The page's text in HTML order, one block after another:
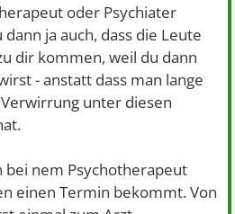
oder Psychiater
ja auch, dass die Leute
dir kommen, weil du dann
- anstatt dass man lange
unter diesen
bei nem Psychotherapeut
einen Termin bekommt. Von